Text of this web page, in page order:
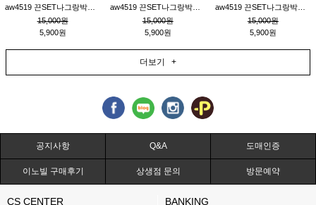
15,000원
5,900원
15,000원
5,900원
15,000원
5,900원
더보기 +
공지사항 Q&A 도매인증
이노빌 구매후기 상생점 문의 방문예약
CS CENTER BANKING